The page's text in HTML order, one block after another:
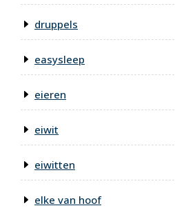
druppels
easysleep
eieren
eiwit
eiwitten
elke van hoof